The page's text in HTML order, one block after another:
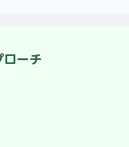
ーチ